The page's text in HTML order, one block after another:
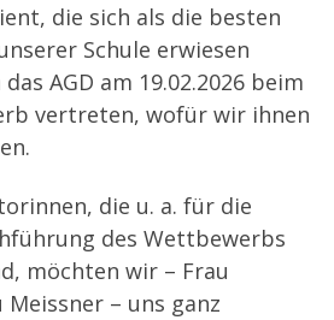
die sich als die besten
Schule erwiesen
AGD am 19.02.2026 beim
vertreten, wofür wir ihnen
die u. a. für die
des Wettbewerbs
möchten wir – Frau
– uns ganz